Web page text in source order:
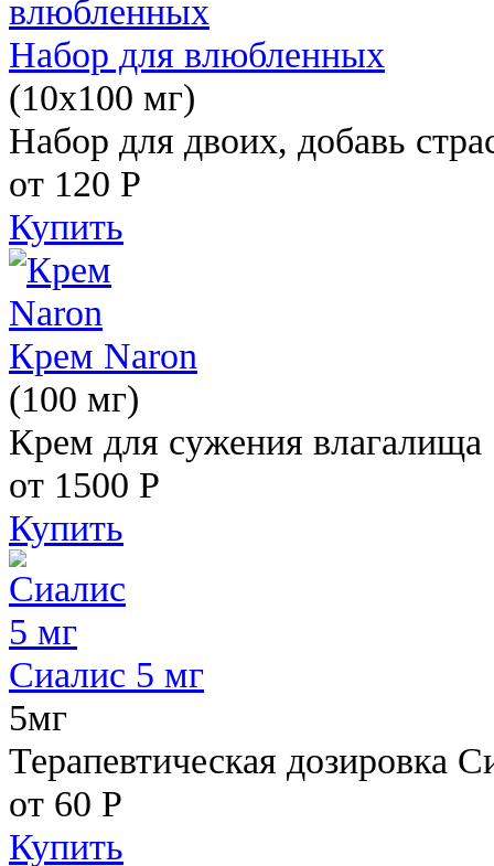
Набор для влюбленных
(10х100 мг)
Набор для двоих, добавь
от 120 Р
Купить
Крем Naron
(100 мг)
Крем для сужения влагалища
от 1500 Р
Купить
Сиалис 5 мг
5мг
Терапевтическая дозировка
от 60 Р
Купить